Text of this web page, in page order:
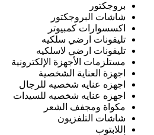
بروجكتور
شاشات البروجكتور
اكسسوارات كمبيوتر
تليفونات ارضي سلكيه
تليفونات ارضي لاسلكيه
مستلزمات الأجهزة الإلكترونية
اجهزة العناية الشخصية
اجهزه عنايه شخصيه للرجال
اجهزه عنايه شخصيه للسيدات
مكواة ومجفف الشعر
شاشات التلفزيون
اللابتوب